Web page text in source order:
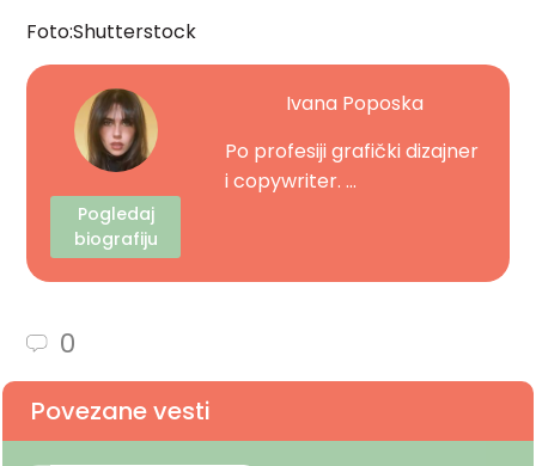
Foto:Shutterstock
Pogledaj
biografiju
Ivana Poposka
Po profesiji grafički dizajner
i copywriter. ...
0
Povezane vesti